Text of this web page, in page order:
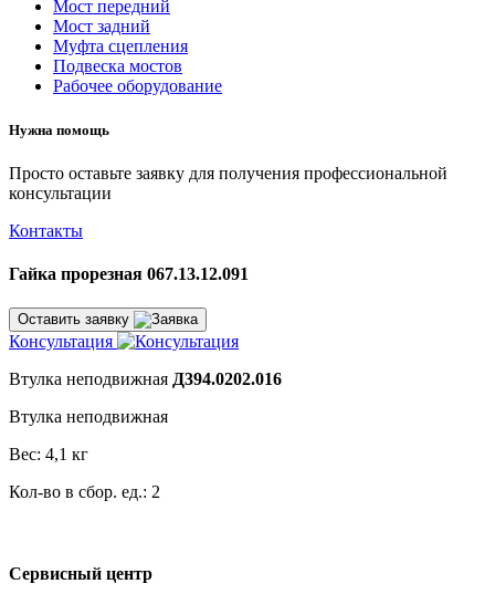
Мост передний
Мост задний
Муфта сцепления
Подвеска мостов
Рабочее оборудование
Нужна помощь
Просто оставьте заявку для получения профессиональной
консультации
Контакты
Гайка прорезная 067.13.12.091
Оставить заявку
Консультация
Втулка неподвижная Д394.0202.016
Втулка неподвижная
Вес: 4,1 кг
Кол-во в сбор. ед.: 2
Сервисный центр